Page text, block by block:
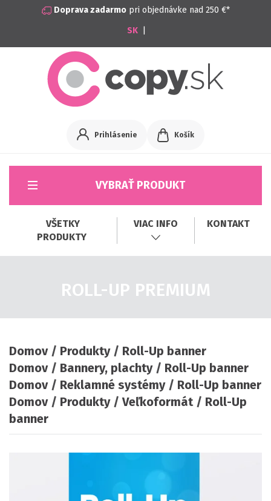
Doprava zadarmopri objednávke nad 250 €*
Prihlásenie Košík
VYBRAŤ PRODUKT
VŠETKY
PRODUKTY
VIAC INFO KONTAKT
ROLL-UP PREMIUM
Domov Produkty
Roll-Up banner
Domov
Bannery, plachty
Roll-Up banner
Domov
Reklamné systémy
Roll-Up banner
Domov
Produkty Veľkoformát
Roll-Up
banner